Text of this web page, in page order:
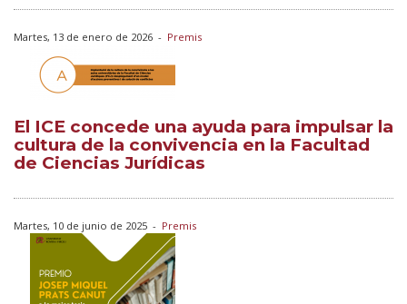
Martes, 13 de enero de 2026 - Premis
El ICE concede una ayuda para impulsar la
cultura de la convivencia en la Facultad
de Ciencias Jurídicas
Martes, 10 de junio de 2025 - Premis